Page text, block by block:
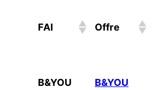
FAI Offre
FAI
Offre
B&YOU
B&YOU